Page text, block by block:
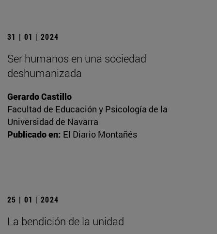
31 | 01 | 2024
Ser humanos en una sociedad
deshumanizada
Gerardo Castillo
Facultad de Educación y Psicología de la
Universidad de Navarra
Publicado en: El Diario Montañés
25 | 01 | 2024
La bendición de la unidad